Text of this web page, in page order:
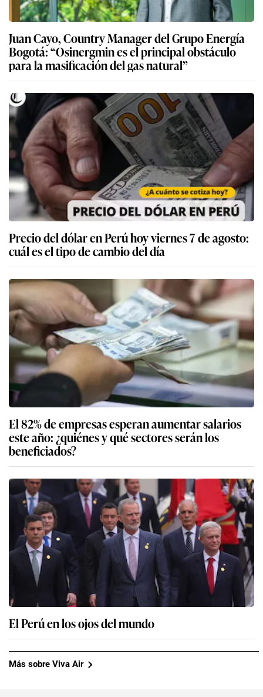
Juan Cayo, Country Manager del Grupo Energía
Bogotá: “Osinergmin es el principal obstáculo
para la masificación del gas natural”
Precio del dólar en Perú hoy viernes 7 de agosto:
cuál es el tipo de cambio del día
El 82% de empresas esperan aumentar salarios
este año: ¿quiénes y qué sectores serán los
beneficiados?
El Perú en los ojos del mundo
Más sobre Viva Air